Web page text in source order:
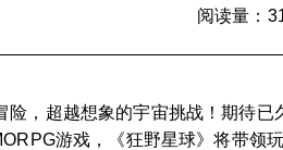
阅读量：
险，超越想象的宇宙挑战！期待
游戏，《狂野星球》将带领